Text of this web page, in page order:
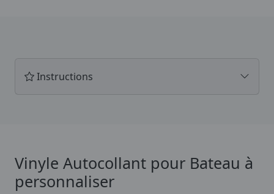
Instructions
Vinyle Autocollant pour Bateau à
personnaliser